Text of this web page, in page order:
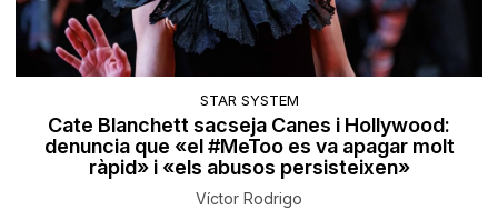
STAR SYSTEM
Cate Blanchett sacseja Canes i Hollywood:
denuncia que «el #MeToo es va apagar molt
ràpid» i «els abusos persisteixen»
Víctor Rodrigo